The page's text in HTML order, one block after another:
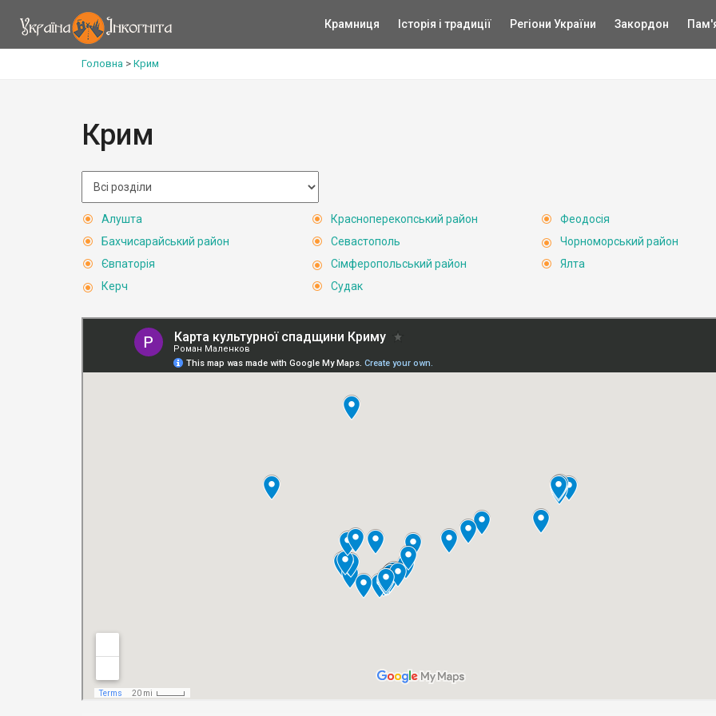
Крамниця Історія і традиції Регіони України Закордон
Головна > Крим
Крим
Алушта
Бахчисарайський район
Євпаторія
Керч
Красноперекопський район
Севастополь
Сімферопольський район
Судак
Феодосія
Чорноморський район
Ялта